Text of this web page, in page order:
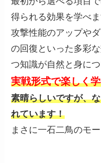
得られる効果を学べま
攻撃性能のアップや
の回復といった多彩
つ知識が自然と身につ
実戦形式で楽しく
素晴らしいですが、
れています！
まさに一石二鳥のモ